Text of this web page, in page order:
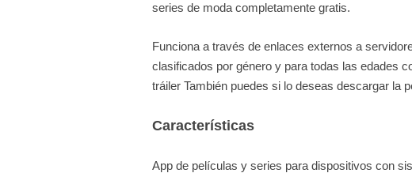
series de moda completamente gratis.
Funciona a través de enlaces externos a
clasificados por género y para todas las edades
tráiler También puedes si lo deseas descargar la
Características
App de películas y series para dispositivos con